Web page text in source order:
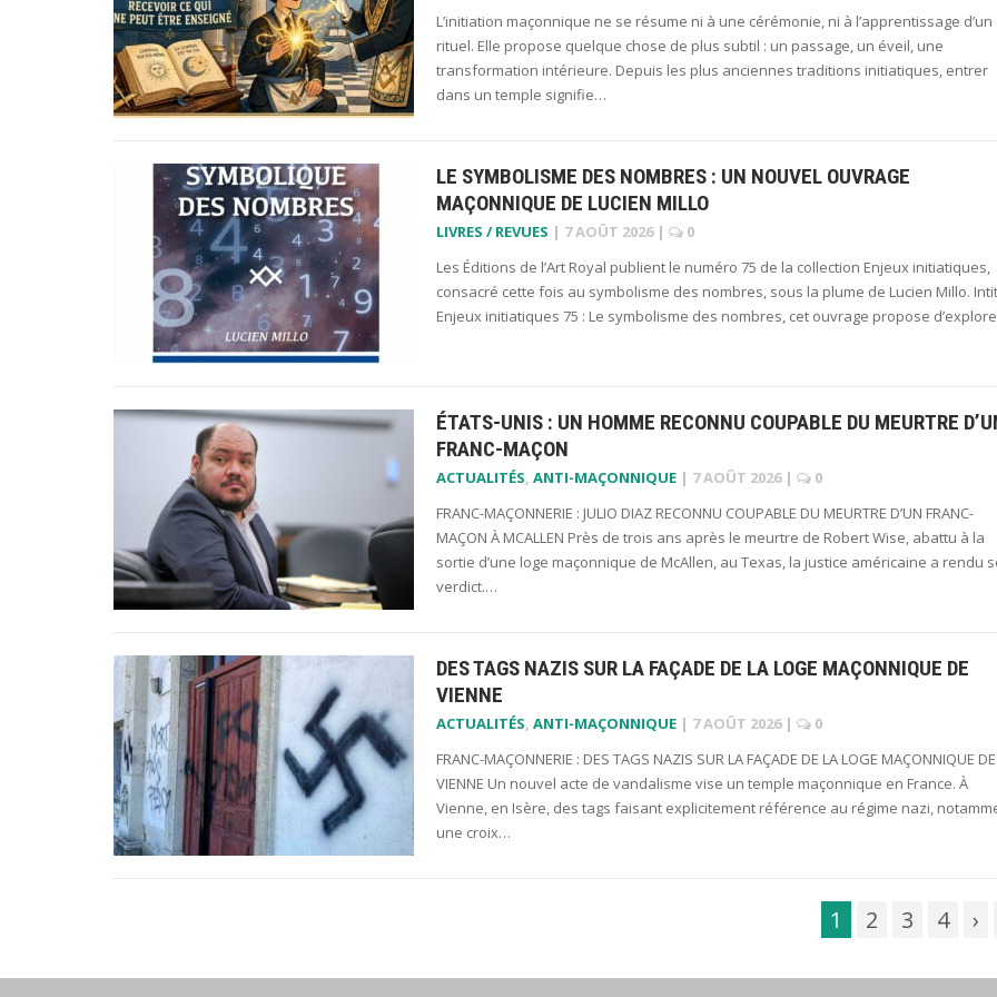
L’initiation maçonnique ne se résume ni à une cérémonie, ni à l’apprentissage d’un
rituel. Elle propose quelque chose de plus subtil : un passage, un éveil, une
transformation intérieure. Depuis les plus anciennes traditions initiatiques, entrer
dans un temple signifie…
LE SYMBOLISME DES NOMBRES : UN NOUVEL OUVRAGE
MAÇONNIQUE DE LUCIEN MILLO
LIVRES / REVUES | 7 AOÛT 2026 |
0
Les Éditions de l’Art Royal publient le numéro 75 de la collection Enjeux initiatiques,
consacré cette fois au symbolisme des nombres, sous la plume de Lucien Millo.
Enjeux initiatiques 75 : Le symbolisme des nombres, cet ouvrage propose
ÉTATS-UNIS : UN HOMME RECONNU COUPABLE DU MEURTRE
FRANC-MAÇON
ACTUALITÉS, ANTI-MAÇONNIQUE | 7 AOÛT 2026 |
0
FRANC-MAÇONNERIE : JULIO DIAZ RECONNU COUPABLE DU MEURTRE D’UN FRANC-
MAÇON À MCALLEN Près de trois ans après le meurtre de Robert Wise, abattu à la
sortie d’une loge maçonnique de McAllen, au Texas, la justice américaine a rendu
verdict.…
DES TAGS NAZIS SUR LA FAÇADE DE LA LOGE MAÇONNIQUE DE
VIENNE
ACTUALITÉS, ANTI-MAÇONNIQUE | 7 AOÛT 2026 |
0
FRANC-MAÇONNERIE : DES TAGS NAZIS SUR LA FAÇADE DE LA LOGE MAÇONNIQUE DE
VIENNE Un nouvel acte de vandalisme vise un temple maçonnique en France. À
Vienne, en Isère, des tags faisant explicitement référence au régime nazi,
une croix…
1 2 3 4 ›